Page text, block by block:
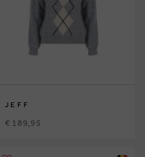
JEFF
€ 189,95